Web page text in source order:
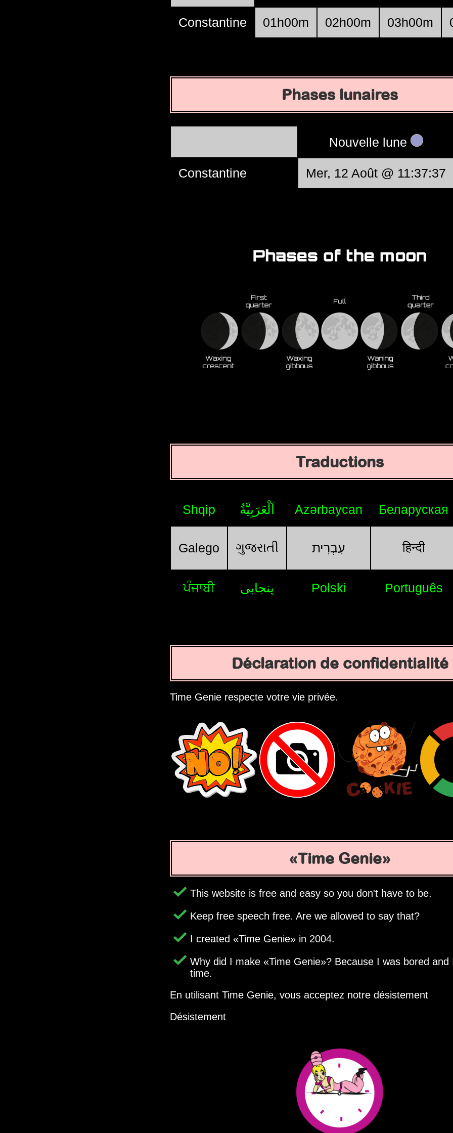
Constantine 01h00m 02h00m 03h00m
Phases lunaires
Nouvelle lune
Constantine Mer, 12 Août @ 11:37:37
Traductions
Shqip اَلْعَرَبِيَّةُ Azərbaycan Беларуская
Galego ગુજરાતી עִבְרִית हिन्दी
ਪੰਜਾਬੀ پنجابی Polski Português
Déclaration de confidentialité
Time Genie respecte votre vie privée.
Time Genie
This website is free and easy so you don't have to be.
Keep free speech free. Are we allowed to say that?
I created Time Genie in 2004.
Why did I make Time Genie ? Because I was bored and
time.
En utilisant Time Genie, vous acceptez notre désistement
Désistement